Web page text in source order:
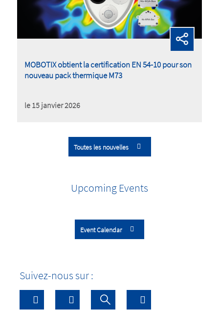
MOBOTIX obtient la certification EN 54-10 pour son
nouveau pack thermique M73
le 15 janvier 2026
Toutes les nouvelles
Upcoming Events
Event Calendar
Suivez-nous sur :